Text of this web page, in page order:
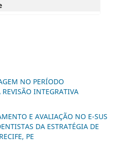
NO PERÍODO
INTEGRATIVA
E AVALIAÇÃO NO E-SUS
DA ESTRATÉGIA DE
PE